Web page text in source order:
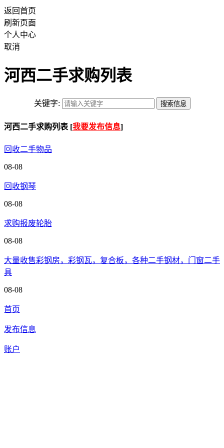
返回首页
刷新页面
个人中心
取消
河西二手求购列表
关键字:
河西二手求购列表 [我要发布信息]
回收二手物品
08-08
回收钢琴
08-08
求购报废轮胎
08-08
大量收售彩钢房，彩钢瓦，复合板，各种二手钢材，门窗二手
具
08-08
首页
发布信息
账户